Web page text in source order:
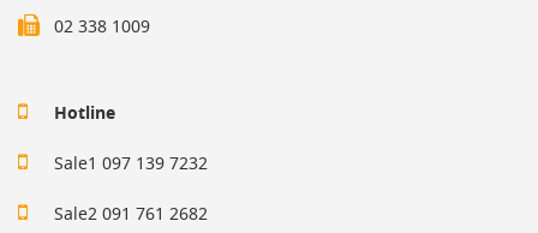
02 338 1009
Hotline
Sale1 097 139 7232
Sale2 091 761 2682